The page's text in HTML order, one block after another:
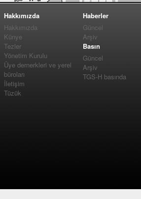
Hakkımızda
Hakkımızda
Künye
Tezler
Yönetim Kurulu
Üye dernerkleri ve yerel
büroları
İletişim
Tüzük
Haberler
Güncel
Arşiv
Basın
Güncel
Arşiv
TGS-H basında